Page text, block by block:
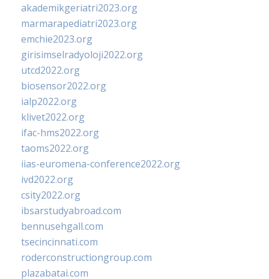
akademikgeriatri2023.org
marmarapediatri2023.org
emchie2023.org
girisimselradyoloji2022.org
utcd2022.org
biosensor2022.org
ialp2022.org
klivet2022.org
ifac-hms2022.org
taoms2022.org
iias-euromena-conference2022.org
ivd2022.org
csity2022.org
ibsarstudyabroad.com
bennusehgall.com
tsecincinnati.com
roderconstructiongroup.com
plazabatai.com